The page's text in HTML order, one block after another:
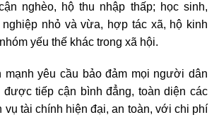
nghèo, hộ thu nhập thấp; học sinh,
nhỏ và vừa, hợp tác xã, hộ kinh
yếu thế khác trong xã hội.
yêu cầu bảo đảm mọi người dân
được tiếp cận bình đẳng, toàn diện các
vụ tài chính hiện đại, an toàn, với chi phí